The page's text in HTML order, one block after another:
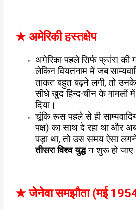
★ अमेरिकी हस्तक्षेप
अमेरिका पहले सिर्फ फ्रांस की
लेकिन वियतनाम में जब
ताकत बहुत बढ़ने लगी, तो उनके
सीधे खुद हिन्द-चीन के
दिया।
चूंकि रूस पहले से ही
पक्ष) का साथ दे रहा था और
पड़ा था, तो उस समय ऐसा
तीसरा विश्व युद्धन शुरू हो
★जेनेवा समझौता (मई